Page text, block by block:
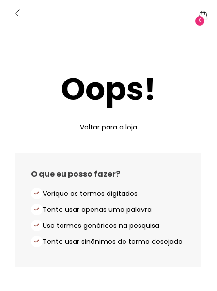
0
Oops!
Voltar para a loja
O que eu posso fazer?
Verique os termos digitados
Tente usar apenas uma palavra
Use termos genéricos na pesquisa
Tente usar sinônimos do termo desejado